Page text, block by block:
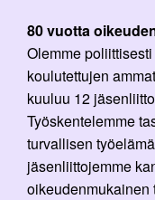
80 vuotta
Olemme
koulutettujen
kuuluu 12
Työskentelemme
turvallisen
jäsenliittojemme
oikeudenmukainen